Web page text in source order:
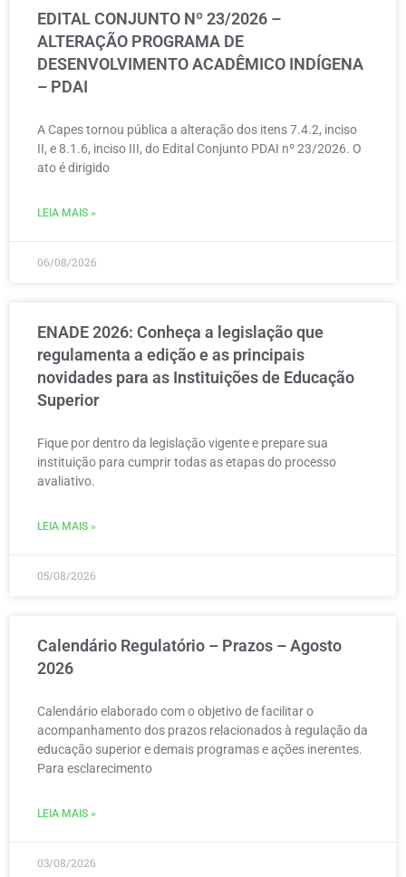
EDITAL CONJUNTO Nº 23/2026 –
ALTERAÇÃO PROGRAMA DE
DESENVOLVIMENTO ACADÊMICO INDÍGENA
– PDAI
A Capes tornou pública a alteração dos itens 7.4.2, inciso
II, e 8.1.6, inciso III, do Edital Conjunto PDAI nº 23/2026. O
ato é dirigido
LEIA MAIS »
06/08/2026
ENADE 2026: Conheça a legislação que
regulamenta a edição e as principais
novidades para as Instituições de Educação
Superior
Fique por dentro da legislação vigente e prepare sua
instituição para cumprir todas as etapas do processo
avaliativo.
LEIA MAIS »
05/08/2026
Calendário Regulatório – Prazos – Agosto
2026
Calendário elaborado com o objetivo de facilitar o
acompanhamento dos prazos relacionados à regulação da
educação superior e demais programas e ações inerentes.
Para esclarecimento
LEIA MAIS »
03/08/2026